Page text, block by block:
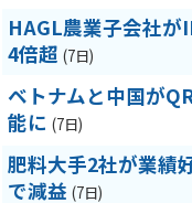
HAGL農業子会社が
4倍超 (7日)
ベトナムと中国が
能に (7日)
肥料大手2社が業績
で減益 (7日)